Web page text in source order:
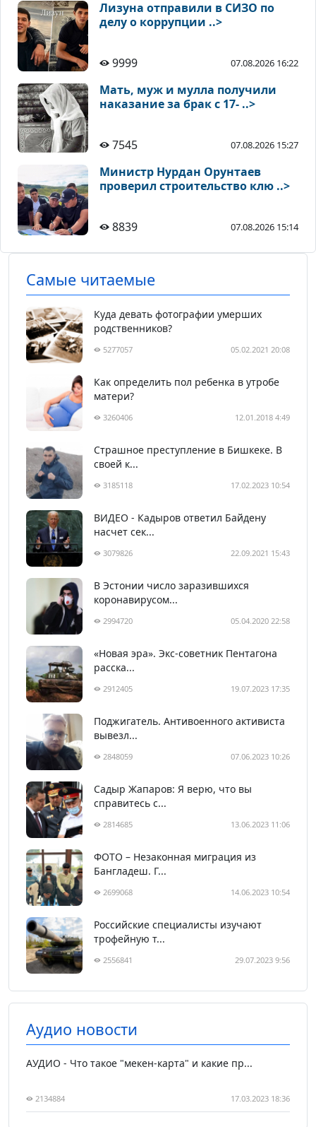
Лизуна отправили в СИЗО по
делу о коррупции ..>
9999 07.08.2026 16:22
Мать, муж и мулла получили
наказание за брак с 17- ..>
7545 07.08.2026 15:27
Министр Нурдан Орунтаев
проверил строительство клю ..>
8839 07.08.2026 15:14
Самые читаемые
Куда девать фотографии умерших
родственников?
5277057 05.02.2021 20:08
Как определить пол ребенка в утробе
матери?
3260406 12.01.2018 4:49
Страшное преступление в Бишкеке. В
своей к...
3185118 17.02.2023 10:54
ВИДЕО - Кадыров ответил Байдену
насчет сек...
3079826 22.09.2021 15:43
В Эстонии число заразившихся
коронавирусом...
2994720 05.04.2020 22:58
«Новая эра». Экс-советник Пентагона
расска...
2912405 19.07.2023 17:35
Поджигатель. Антивоенного активиста
вывезл...
2848059 07.06.2023 10:26
Садыр Жапаров: Я верю, что вы
справитесь с...
2814685 13.06.2023 11:06
ФОТО – Незаконная миграция из
Бангладеш. Г...
2699068 14.06.2023 10:54
Российские специалисты изучают
трофейную т...
2556841 29.07.2023 9:56
Аудио новости
АУДИО - Что такое "мекен-карта" и какие пр...
2134884 17.03.2023 18:36